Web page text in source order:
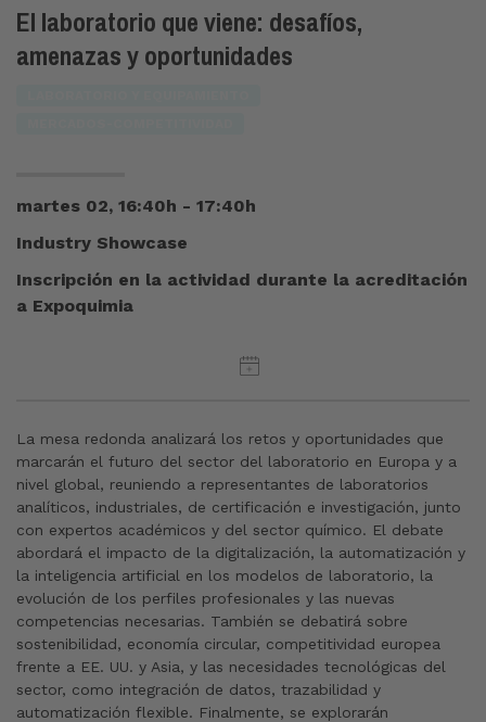
El laboratorio que viene: desafíos,
amenazas y oportunidades
martes 02, 16:40h - 17:40h
Industry Showcase
Inscripción en la actividad durante la acreditación
a Expoquimia
La mesa redonda analizará los retos y oportunidades que
marcarán el futuro del sector del laboratorio en Europa y a
nivel global, reuniendo a representantes de laboratorios
analíticos, industriales, de certificación e investigación, junto
con expertos académicos y del sector químico. El debate
abordará el impacto de la digitalización, la automatización y
la inteligencia artificial en los modelos de laboratorio, la
evolución de los perfiles profesionales y las nuevas
competencias necesarias. También se debatirá sobre
sostenibilidad, economía circular, competitividad europea
frente a EE. UU. y Asia, y las necesidades tecnológicas del
sector, como integración de datos, trazabilidad y
automatización flexible. Finalmente, se explorarán